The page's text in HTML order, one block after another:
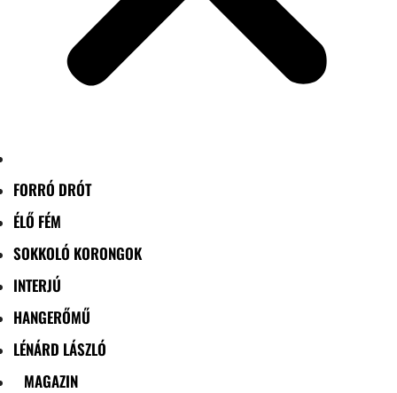
FORRÓ DRÓT
ÉLŐ FÉM
SOKKOLÓ KORONGOK
INTERJÚ
HANGERŐMŰ
LÉNÁRD LÁSZLÓ
MAGAZIN